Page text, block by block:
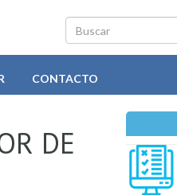
Buscar
CONTACTO
DE